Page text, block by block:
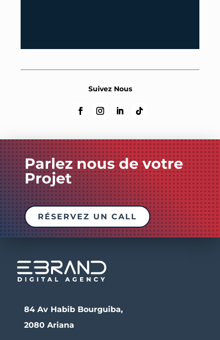
Suivez Nous
Parlez nous de votre
Projet
RÉSERVEZ UN CALL
84 Av Habib Bourguiba,
2080 Ariana